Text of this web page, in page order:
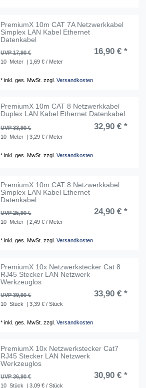
PremiumX 10m CAT 7A Netzwerkkabel
Simplex LAN Kabel Ethernet
Datenkabel
UVP 17,90 € 16,90 € *
10 Meter | 1,69 € / Meter
*inkl. ges. MwSt. zzgl.Versandkosten
PremiumX 10m CAT 8 Netzwerkkabel
Duplex LAN Kabel Ethernet Datenkabel
UVP 33,90 € 32,90 € *
10 Meter | 3,29 € / Meter
*inkl. ges. MwSt. zzgl.Versandkosten
PremiumX 10m CAT 8 Netzwerkkabel
Simplex LAN Kabel Ethernet
Datenkabel
UVP 25,90 € 24,90 € *
10 Meter | 2,49 € / Meter
*inkl. ges. MwSt. zzgl.Versandkosten
PremiumX 10x Netzwerkstecker Cat 8
RJ45 Stecker LAN Netzwerk
Werkzeuglos
UVP 39,90 € 33,90 € *
10 Stück | 3,39 € / Stück
*inkl. ges. MwSt. zzgl.Versandkosten
PremiumX 10x Netzwerkstecker Cat7
RJ45 Stecker LAN Netzwerk
Werkzeuglos
UVP 36,90 € 30,90 € *
10 Stück | 3,09 € / Stück